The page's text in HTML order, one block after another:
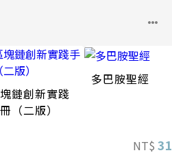
鏈創新實踐
（二版）
多巴胺聖經
NT$